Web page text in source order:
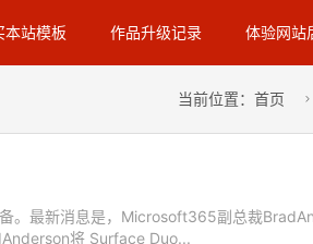
本站模板 作品升级记录 体验网站
当前位置： 首页 
。最新消息是，Microsoft365副总裁
将 Surface Duo...